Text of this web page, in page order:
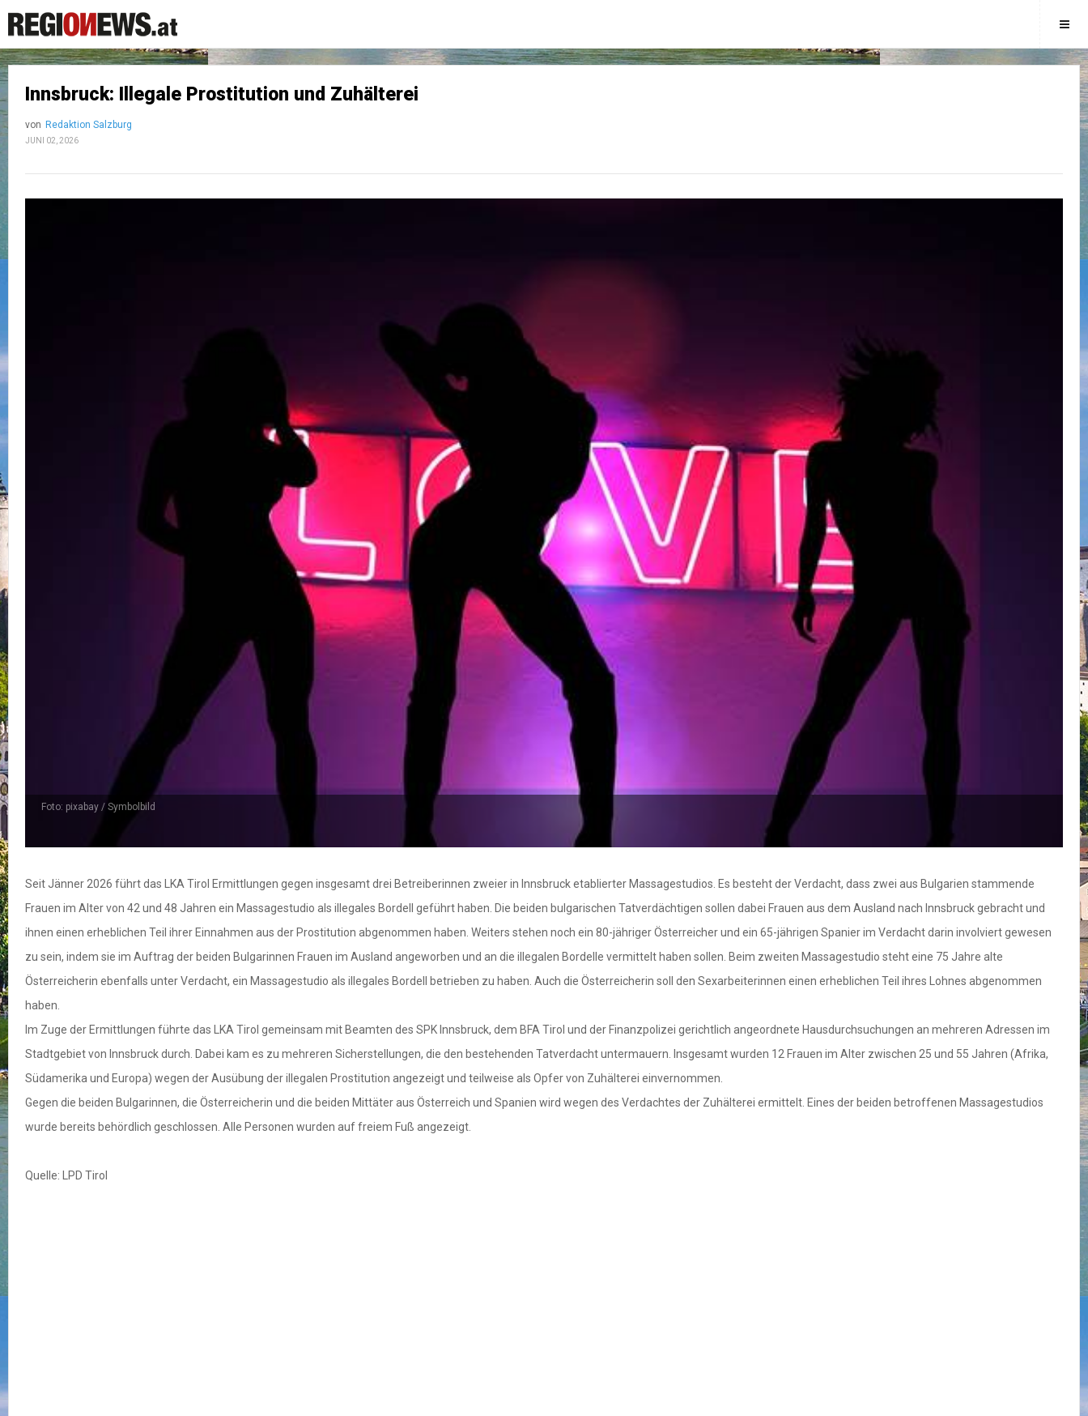
Innsbruck: Illegale Prostitution und Zuhälterei
von Redaktion Salzburg
JUNI 02, 2026
Foto: pixabay / Symbolbild
Seit Jänner 2026 führt das LKA Tirol Ermittlungen gegen insgesamt drei Betreiberinnen zweier in Innsbruck etablierter Massagestudios. Es besteht der Verdacht, dass zwei aus Bulgarien stammende
Frauen im Alter von 42 und 48 Jahren ein Massagestudio als illegales Bordell geführt haben. Die beiden bulgarischen Tatverdächtigen sollen dabei Frauen aus dem Ausland nach Innsbruck gebracht und
ihnen einen erheblichen Teil ihrer Einnahmen aus der Prostitution abgenommen haben. Weiters stehen noch ein 80-jähriger Österreicher und ein 65-jährigen Spanier im Verdacht darin involviert gewesen
zu sein, indem sie im Auftrag der beiden Bulgarinnen Frauen im Ausland angeworben und an die illegalen Bordelle vermittelt haben sollen. Beim zweiten Massagestudio steht eine 75 Jahre alte
Österreicherin ebenfalls unter Verdacht, ein Massagestudio als illegales Bordell betrieben zu haben. Auch die Österreicherin soll den Sexarbeiterinnen einen erheblichen Teil ihres Lohnes abgenommen
haben.
Im Zuge der Ermittlungen führte das LKA Tirol gemeinsam mit Beamten des SPK Innsbruck, dem BFA Tirol und der Finanzpolizei gerichtlich angeordnete Hausdurchsuchungen an mehreren Adressen im
Stadtgebiet von Innsbruck durch. Dabei kam es zu mehreren Sicherstellungen, die den bestehenden Tatverdacht untermauern. Insgesamt wurden 12 Frauen im Alter zwischen 25 und 55 Jahren (Afrika,
Südamerika und Europa) wegen der Ausübung der illegalen Prostitution angezeigt und teilweise als Opfer von Zuhälterei einvernommen.
Gegen die beiden Bulgarinnen, die Österreicherin und die beiden Mittäter aus Österreich und Spanien wird wegen des Verdachtes der Zuhälterei ermittelt. Eines der beiden betroffenen Massagestudios
wurde bereits behördlich geschlossen. Alle Personen wurden auf freiem Fuß angezeigt.
Quelle: LPD Tirol